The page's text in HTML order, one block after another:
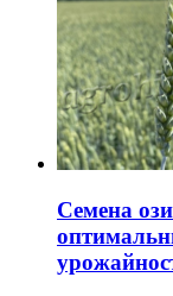
Семена